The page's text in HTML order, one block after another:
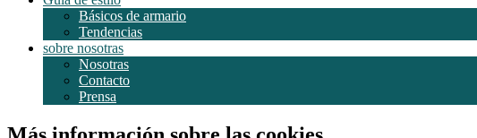
Básicos de armario
Tendencias
sobre nosotras
Nosotras
Contacto
Prensa